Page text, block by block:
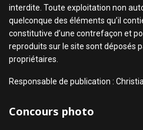
interdite. Toute exploitation non
quelconque des éléments qu’il
constitutive d’une contrefaçon et
reproduits sur le site sont déposés
propriétaires.
Responsable de publication :
Concours photo